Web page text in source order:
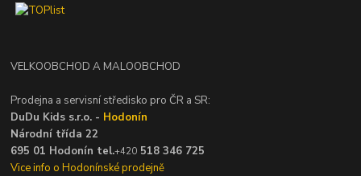
VELKOOBCHOD A MALOOBCHOD
Prodejna a servisní středisko pro ČR a SR:
DuDu Kids s.r.o. - Hodonín
Národní třída 22
695 01 Hodonín tel.+420 518 346 725
Vice info o Hodonínské prodejně